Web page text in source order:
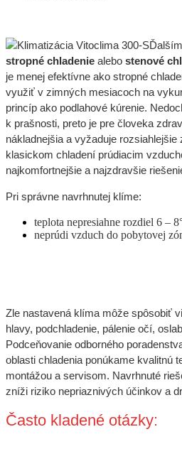
stropné chladenie alebo stenové
je menej efektívne ako stropné
využiť v zimných mesiacoch na
princíp ako podlahové kúrenie.
k prašnosti, preto je pre človeka
nákladnejšia a vyžaduje rozsiahlejšie
klasickom chladení prúdiacim
najkomfortnejšie a najzdravšie
Pri správne navrhnutej klíme:
teplota nepresiahne rozdiel 6 –
neprúdi vzduch do pobytovej
Zle nastavená klíma môže spôsobiť
hlavy, podchladenie, pálenie očí,
Podceňovanie odborného
oblasti chladenia ponúkame kvalitnú
montážou a servisom. Navrhnuté
zníži riziko nepriaznivých účinkov a
Často kladené otázky: